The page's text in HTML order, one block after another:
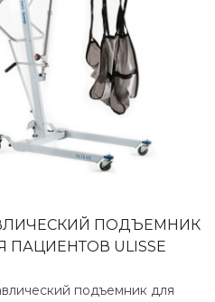
ПОДЪЕМНИК
ПАЦИЕНТОВ ULISSE
подъемник для